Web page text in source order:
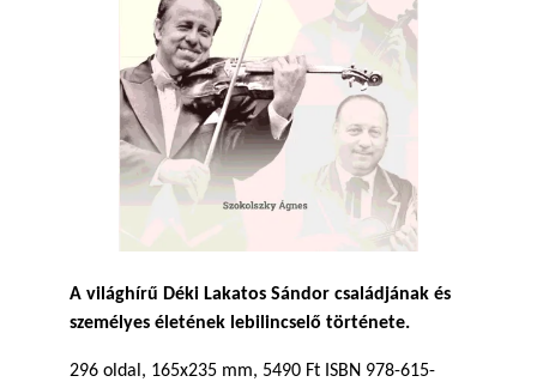
A világhírű Déki Lakatos Sándor családjának és
személyes életének lebilincselő története.
296 oldal, 165x235 mm, 5490 Ft ISBN 978-615-